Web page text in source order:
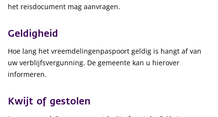
het reisdocument mag aanvragen.
Geldigheid
Hoe lang het vreemdelingenpaspoort geldig is hangt af van
uw verblijfsvergunning. De gemeente kan u hierover
informeren.
Kwijt of gestolen